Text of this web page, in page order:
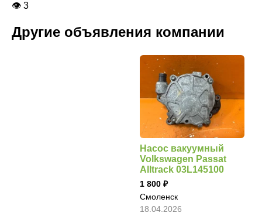
👁 3
Другие объявления компании
Насос вакуумный
Volkswagen Passat
Alltrack 03L145100
1 800
Смоленск
18.04.2026